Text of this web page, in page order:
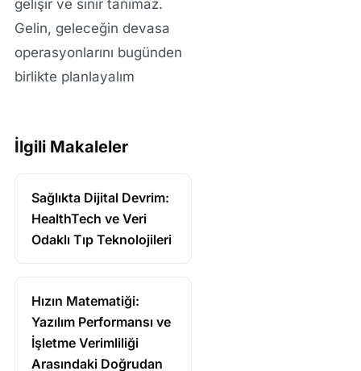
gelişir ve sınır tanımaz.
Gelin, geleceğin devasa
operasyonlarını bugünden
birlikte planlayalım
İlgili Makaleler
Sağlıkta Dijital Devrim:
HealthTech ve Veri
Odaklı Tıp Teknolojileri
Hızın Matematiği:
Yazılım Performansı ve
İşletme Verimliliği
Arasındaki Doğrudan